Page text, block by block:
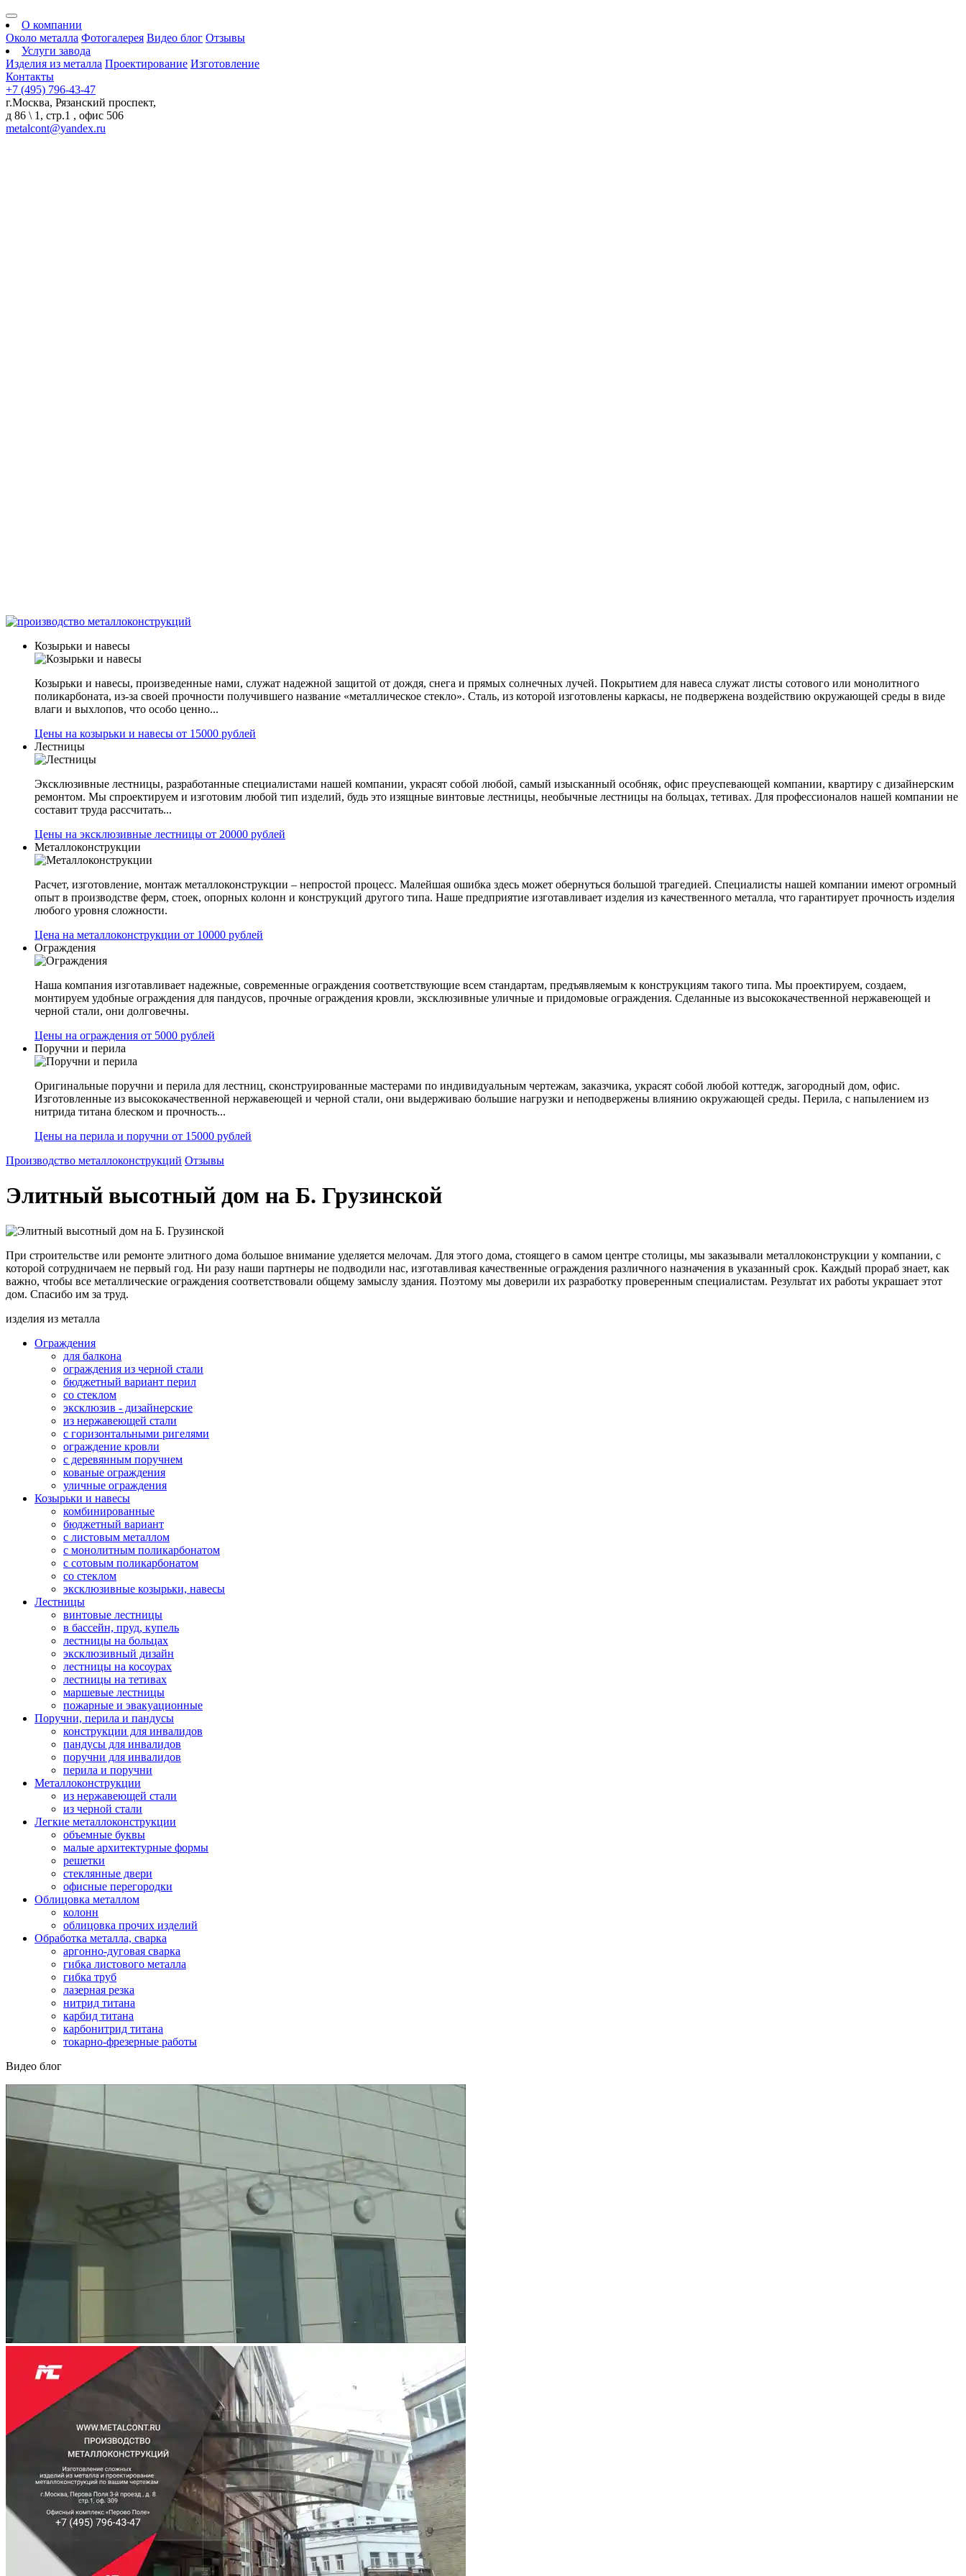
О компании
Около металла Фотогалерея Видео блог Отзывы
Услуги завода
Изделия из металла Проектирование Изготовление
Контакты
+7 (495) 796-43-47
г.Москва, Рязанский проспект,
д 86 \ 1, стр.1 , офис 506
metalcont@yandex.ru
Козырьки и навесы
Козырьки и навесы, произведенные нами, служат надежной защитой от дождя, снега и прямых солнечных лучей. Покрытием для навеса служат листы сотового или монолитного
поликарбоната, из-за своей прочности получившего название «металлическое стекло». Сталь, из которой изготовлены каркасы, не подвержена воздействию окружающей среды в виде
влаги и выхлопов, что особо ценно...
Цены на козырьки и навесы от 15000 рублей
Лестницы
Эксклюзивные лестницы, разработанные специалистами нашей компании, украсят собой любой, самый изысканный особняк, офис преуспевающей компании, квартиру с дизайнерским
ремонтом. Мы спроектируем и изготовим любой тип изделий, будь это изящные винтовые лестницы, необычные лестницы на больцах, тетивах. Для профессионалов нашей компании не
составит труда рассчитать...
Цены на эксклюзивные лестницы от 20000 рублей
Металлоконструкции
Расчет, изготовление, монтаж металлоконструкции – непростой процесс. Малейшая ошибка здесь может обернуться большой трагедией. Специалисты нашей компании имеют огромный
опыт в производстве ферм, стоек, опорных колонн и конструкций другого типа. Наше предприятие изготавливает изделия из качественного металла, что гарантирует прочность изделия
любого уровня сложности.
Цена на металлоконструкции от 10000 рублей
Ограждения
Наша компания изготавливает надежные, современные ограждения соответствующие всем стандартам, предъявляемым к конструкциям такого типа. Мы проектируем, создаем,
монтируем удобные ограждения для пандусов, прочные ограждения кровли, эксклюзивные уличные и придомовые ограждения. Сделанные из высококачественной нержавеющей и
черной стали, они долговечны.
Цены на ограждения от 5000 рублей
Поручни и перила
Оригинальные поручни и перила для лестниц, сконструированные мастерами по индивидуальным чертежам, заказчика, украсят собой любой коттедж, загородный дом, офис.
Изготовленные из высококачественной нержавеющей и черной стали, они выдерживаю большие нагрузки и неподвержены влиянию окружающей среды. Перила, с напылением из
нитрида титана блеском и прочность...
Цены на перила и поручни от 15000 рублей
Производство металлоконструкций Отзывы
Элитный высотный дом на Б. Грузинской
При строительстве или ремонте элитного дома большое внимание уделяется мелочам. Для этого дома, стоящего в самом центре столицы, мы заказывали металлоконструкции у компании, с
которой сотрудничаем не первый год. Ни разу наши партнеры не подводили нас, изготавливая качественные ограждения различного назначения в указанный срок. Каждый прораб знает, как
важно, чтобы все металлические ограждения соответствовали общему замыслу здания. Поэтому мы доверили их разработку проверенным специалистам. Результат их работы украшает этот
дом. Спасибо им за труд.
изделия из металла
Ограждения
для балкона
ограждения из черной стали
бюджетный вариант перил
со стеклом
эксклюзив - дизайнерские
из нержавеющей стали
с горизонтальными ригелями
ограждение кровли
с деревянным поручнем
кованые ограждения
уличные ограждения
Козырьки и навесы
комбинированные
бюджетный вариант
с листовым металлом
с монолитным поликарбонатом
с сотовым поликарбонатом
со стеклом
эксклюзивные козырьки, навесы
Лестницы
винтовые лестницы
в бассейн, пруд, купель
лестницы на больцах
эксклюзивный дизайн
лестницы на косоурах
лестницы на тетивах
маршевые лестницы
пожарные и эвакуационные
Поручни, перила и пандусы
конструкции для инвалидов
пандусы для инвалидов
поручни для инвалидов
перила и поручни
Металлоконструкции
из нержавеющей стали
из черной стали
Легкие металлоконструкции
объемные буквы
малые архитектурные формы
решетки
стеклянные двери
офисные перегородки
Облицовка металлом
колонн
облицовка прочих изделий
Обработка металла, сварка
аргонно-дуговая сварка
гибка листового металла
гибка труб
лазерная резка
нитрид титана
карбид титана
карбонитрид титана
токарно-фрезерные работы
Видео блог